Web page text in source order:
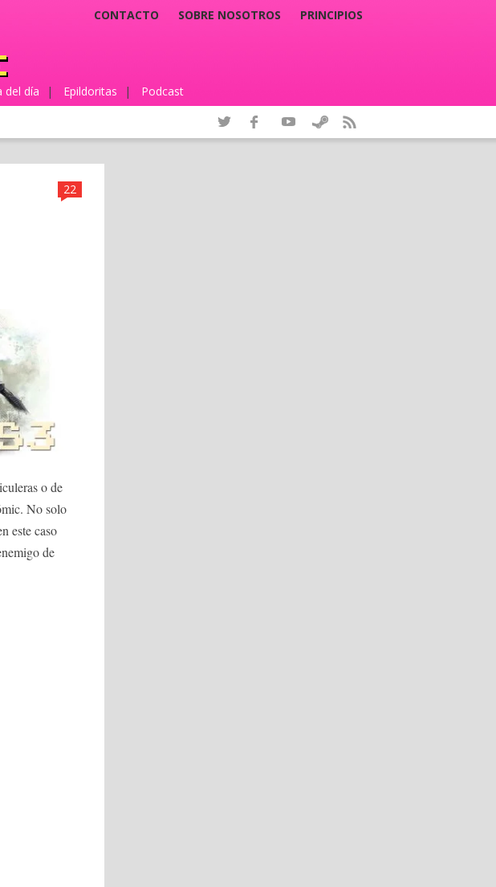
CONTACTO SOBRE NOSOTROS PRINCIPIOS
del día | Epildoritas | Podcast
22
o de
No solo
este caso
de